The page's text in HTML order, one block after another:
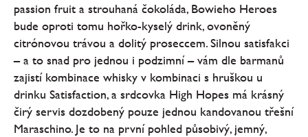
passion fruit a strouhaná čokoláda, Bowieho Heroes
bude oproti tomu hořko-kyselý drink, ovoněný
citrónovou trávou a dolitý proseccem. Silnou satisfakci
– a to snad pro jednou i podzimní – vám dle barmanů
zajistí kombinace whisky v kombinaci s hruškou u
drinku Satisfaction, a srdcovka High Hopes má krásný
čirý servis dozdobený pouze jednou kandovanou třešní
Maraschino. Je to na první pohled působivý, jemný,